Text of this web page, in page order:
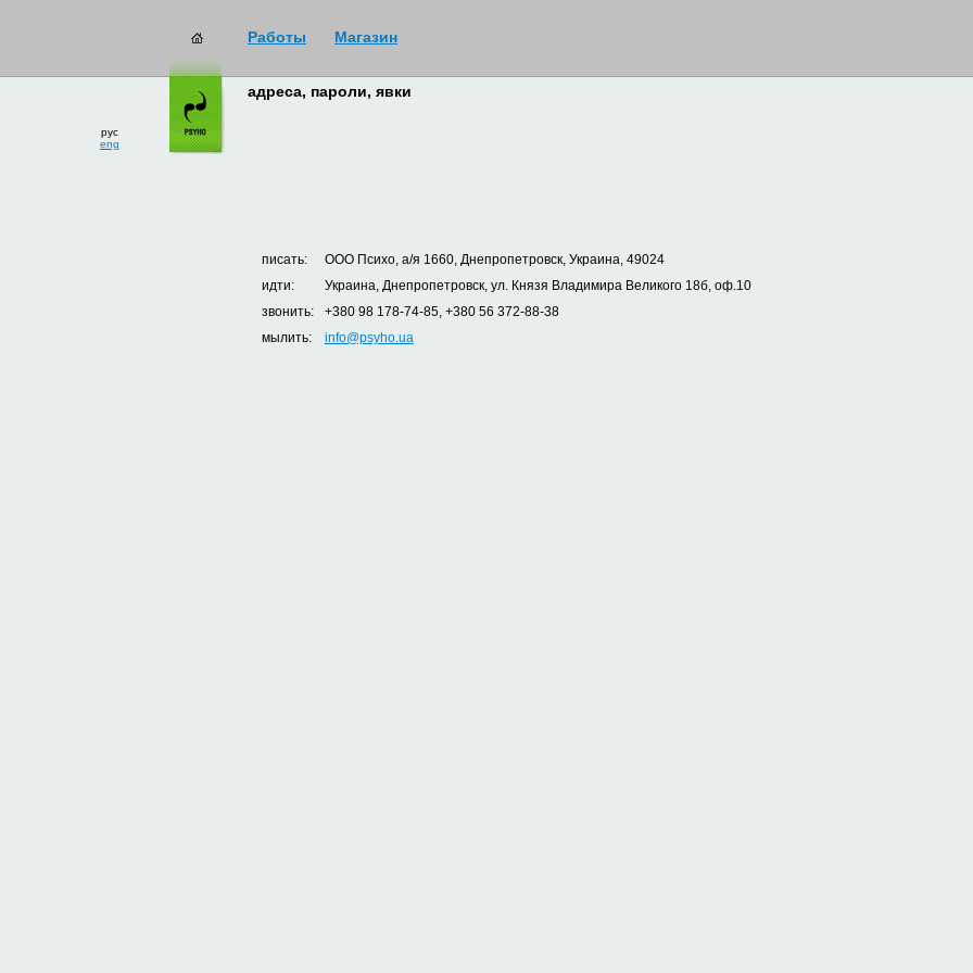
Работы Магазин
рус
eng
адреса, пароли, явки
писать:
ООО Психо, а/я 1660, Днепропетровск, Украина, 49024
идти:
Украина, Днепропетровск, ул. Князя Владимира Великого 18б, оф.10
звонить:
+380 98 178-74-85, +380 56 372-88-38
мылить:
info@psyho.ua